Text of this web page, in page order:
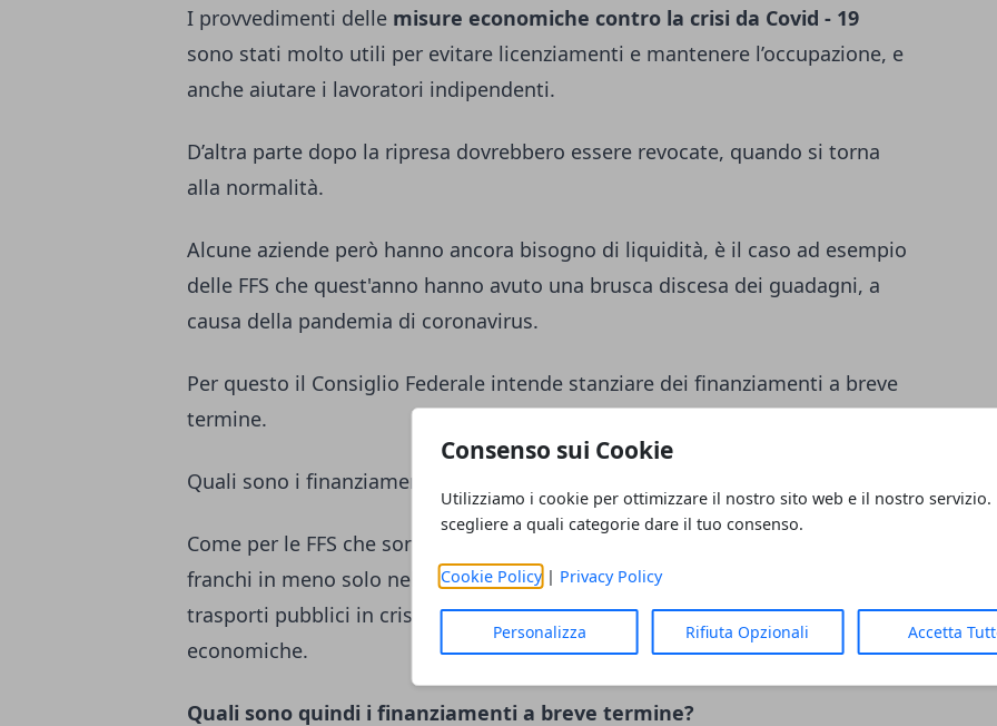
Consenso sui Cookie
Utilizziamo i cookie per ottimizzare il nostro sito web e il nostro servizio.
scegliere a quali categorie dare il tuo consenso.
Cookie Policy| Privacy Policy
Personalizza Rifiuta Opzionali Accetta
I provvedimenti delle misure economiche contro la crisi da Covid - 19
sono stati molto utili per evitare licenziamenti e mantenere l’occupazione, e
anche aiutare i lavoratori indipendenti.
D’altra parte dopo la ripresa dovrebbero essere revocate, quando si torna
alla normalità.
Alcune aziende però hanno ancora bisogno di liquidità, è il caso ad esempio
delle FFS che quest'anno hanno avuto una brusca discesa dei guadagni, a
causa della pandemia di coronavirus.
Per questo il Consiglio Federale intende stanziare dei finanziamenti a breve
termine.
Quali sono i finanziamenti a breve termine
Come per le FFS che sono in perdita dopo il coronavirus
franchi in meno solo nel primo semestre, anche per altre aziende dei
trasporti pubblici in crisi il consiglio della Svizzera pensa a ulteriori misure
economiche.
Quali sono quindi i finanziamenti a breve termine?